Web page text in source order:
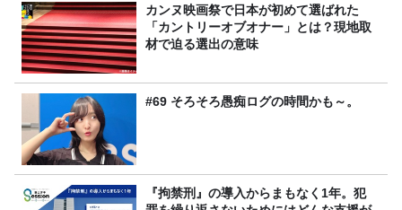
カンヌ映画祭で日本が初めて選ばれた
「カントリーオブオナー」とは？現地取
材で迫る選出の意味
#69 そろそろ愚痴ログの時間かも～。
『拘禁刑』の導入からまもなく1年。犯